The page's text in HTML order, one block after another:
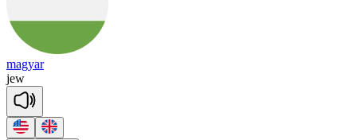
magyar
jew